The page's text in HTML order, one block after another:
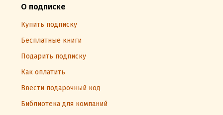
О подписке
Купить подписку
Бесплатные книги
Подарить подписку
Как оплатить
Ввести подарочный код
Библиотека для компаний